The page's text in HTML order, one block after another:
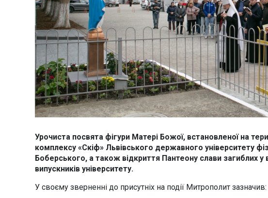
Урочиста посвята фігури Матері Божої, встановленої на
комплексу «Скіф» Львівського державного університету
Боберського, а також відкриття Пантеону слави загиблих у
випускників університету.
У своєму зверненні до присутніх на події Митрополит зазначив: